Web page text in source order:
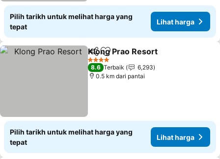
Pilih tarikh untuk melihat harga yang
tepat
Lihat harga
KongsiTambah ke favorit
Klong Prao Resort
4 Bintang
8.6 Terbaik
6,293
0.5 km dari pantai
Pilih tarikh untuk melihat harga yang
tepat
Lihat harga